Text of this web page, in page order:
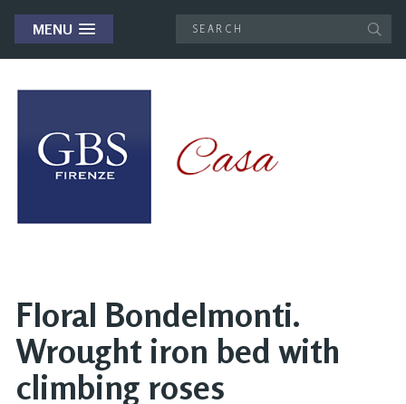
MENU
Floral Bondelmonti.
Wrought iron bed with
climbing roses